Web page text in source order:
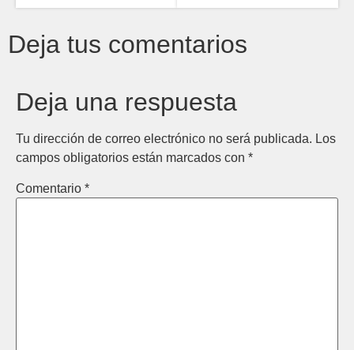
Deja tus comentarios
Deja una respuesta
Tu dirección de correo electrónico no será publicada. Los
campos obligatorios están marcados con *
Comentario *